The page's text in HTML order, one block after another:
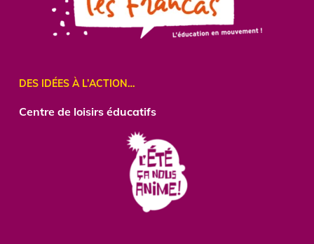
DES IDÉES À L’ACTION…
Centrede loisirs éducatifs